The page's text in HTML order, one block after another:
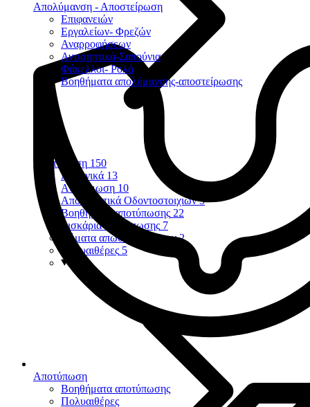
Απολύμανση - Αποστείρωση
Επιφανειών
Εργαλείων- Φρεζών
Αναρροφήσεων
Αντισηπτικά-Σαπούνια
Φάκελλοι- Ρολά
Βοηθήματα απολύμανσης-αποστείρωσης
Αποτύπωση
Βοηθήματα αποτύπωσης
Πολυαιθέρες
Αποτύπωση 150
Αλγηνικά 13
Αναγόμωση 10
Αποτυπωτικά Οδοντοστοιχιών 3
Βοηθήματα αποτύπωσης 22
Δισκάρια αποτύπωσης 7
Νήματα απώθησης ούλων 2
Πολυαιθέρες 5